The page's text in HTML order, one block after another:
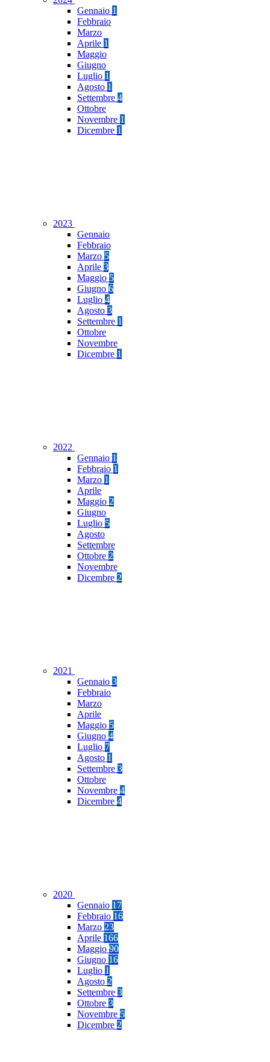
Gennaio 1
Febbraio
Marzo
Aprile 1
Maggio
Giugno
Luglio 1
Agosto 1
Settembre 4
Ottobre
Novembre 1
Dicembre 1
2023
Gennaio
Febbraio
Marzo 5
Aprile 3
Maggio 5
Giugno 6
Luglio 4
Agosto 3
Settembre 1
Ottobre
Novembre
Dicembre 1
2022
Gennaio 1
Febbraio 1
Marzo 1
Aprile
Maggio 2
Giugno
Luglio 5
Agosto
Settembre
Ottobre 2
Novembre
Dicembre 2
2021
Gennaio 3
Febbraio
Marzo
Aprile
Maggio 5
Giugno 4
Luglio 7
Agosto 1
Settembre 3
Ottobre
Novembre 4
Dicembre 4
2020
Gennaio 17
Febbraio 16
Marzo 23
Aprile 166
Maggio 90
Giugno 16
Luglio 1
Agosto 2
Settembre 3
Ottobre 3
Novembre 5
Dicembre 2